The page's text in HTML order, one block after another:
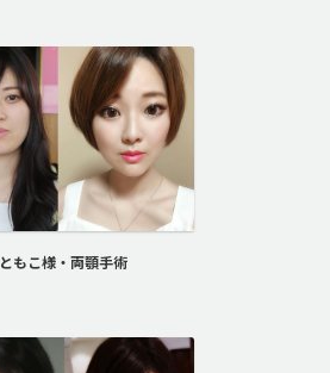
ともこ様・両顎手術